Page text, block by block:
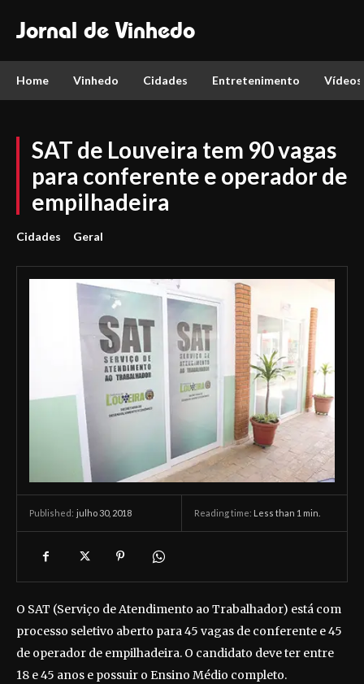
Jornal de Vinhedo
Home Vinhedo Cidades Entretenimento Vídeos
SAT de Louveira tem 90 vagas
para conferente e operador de
empilhadeira
Cidades Geral
Published: julho 30, 2018 Reading time: Less than 1 min.
O SAT (Serviço de Atendimento ao Trabalhador) está com
processo seletivo aberto para 45 vagas de conferente e 45
de operador de empilhadeira. O candidato deve ter entre
18 e 45 anos e possuir o Ensino Médio completo.